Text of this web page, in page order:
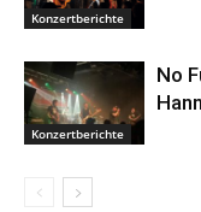
Konzertberichte
Konzertberichte
No